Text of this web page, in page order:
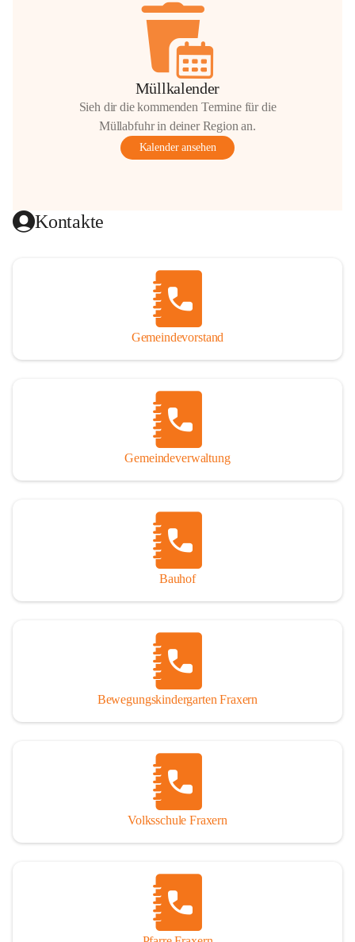
Müllkalender
Sieh dir die kommenden Termine für die
Müllabfuhr in deiner Region an.
Kalender ansehen
Kontakte
Gemeindevorstand
Gemeindeverwaltung
Bauhof
Bewegungskindergarten Fraxern
Volksschule Fraxern